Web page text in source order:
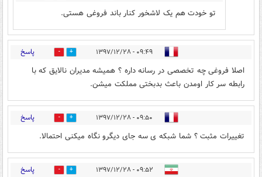
تو خودت هم یک لاشخور کنار باند فروغی هستی.
۰۹:۴۹ - ۱۳۹۷/۱۲/۲۸ 25 پاسخ
اصلا فروغی چه تخصصی در رسانه داره ؟ همیشه مدیران نالایق که با
رابطه سر کار اومدن باعث بدبختی مملکت میشن.
۰۹:۵۰ - ۱۳۹۷/۱۲/۲۸ 21 پاسخ
تغییرات مثبت ؟ شما شبکه ی سه جای دیگرو نگاه میکنی احتمالا.
۰۹:۵۲ - ۱۳۹۷/۱۲/۲۸ 9 پاسخ